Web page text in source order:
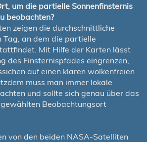
um die partielle Sonnenfinsternis
beobachten?
zeigen die durchschnittliche
Tag, an dem die partielle
Mit Hilfe der Karten lässt
des Finsternispfades eingrenzen,
auf einen klaren wolkenfreien
muss man immer lokale
und sollte sich genau über das
Beobachtungsort
von den beiden NASA-Satelliten